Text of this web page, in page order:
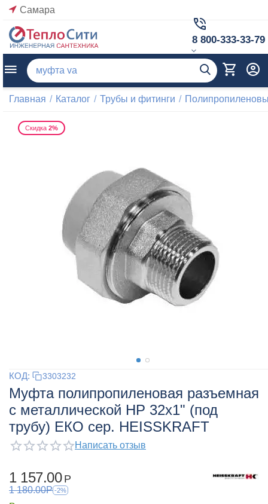
Самара
8 800-333-33-79
Главная / Каталог / Трубы и фитинги /
Скидка 2%
КОД: 3303232
Муфта полипропиленовая разъемная
с металлической НР 32х1" (под
трубу) ЕКО сер. HEISSKRAFT
Написать отзыв
1 157.00 Р
1 180.00Р -2%